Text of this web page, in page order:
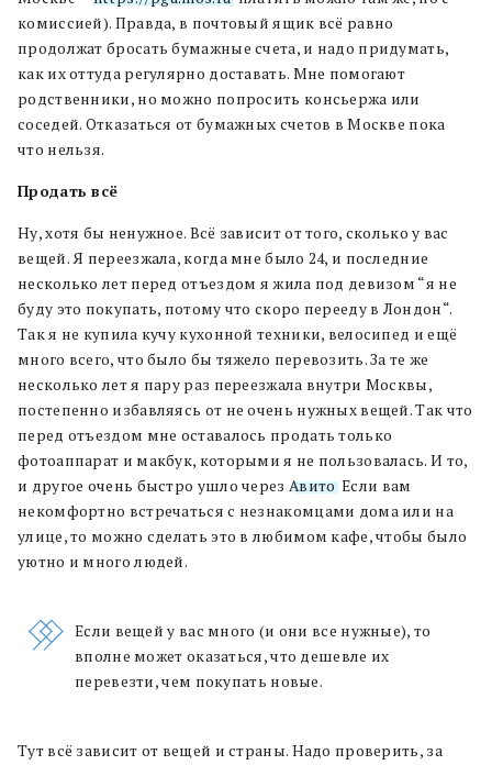
комиссией). Правда, в почтовый ящик всё равно
продолжат бросать бумажные счета, и надо придумать,
как их оттуда регулярно доставать. Мне помогают
родственники, но можно попросить консьержа или
соседей. Отказаться от бумажных счетов в Москве пока
что нельзя.
Продать всё
Ну, хотя бы ненужное. Всё зависит от того, сколько у вас
вещей. Я переезжала, когда мне было 24, и последние
несколько лет перед отъездом я жила под девизом “я не
буду это покупать, потому что скоро перееду в Лондон“.
Так я не купила кучу кухонной техники, велосипед и ещё
много всего, что было бы тяжело перевозить. За те же
несколько лет я пару раз переезжала внутри Москвы,
постепенно избавляясь от не очень нужных вещей. Так что
перед отъездом мне оставалось продать только
фотоаппарат и макбук, которыми я не пользовалась. И то,
и другое очень быстро ушло через Авито. Если вам
некомфортно встречаться с незнакомцами дома или на
улице, то можно сделать это в любимом кафе, чтобы было
уютно и много людей.
Если вещей у вас много (и они все нужные), то
вполне может оказаться, что дешевле их
перевезти, чем покупать новые.
Тут всё зависит от вещей и страны. Надо проверить, за